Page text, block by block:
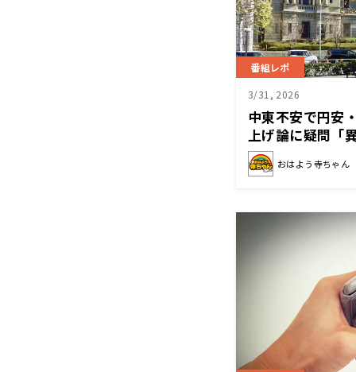
番組レポ
3/31, 2026
中東不安で円安
上げ論に疑問「
おはよう寺ちゃん